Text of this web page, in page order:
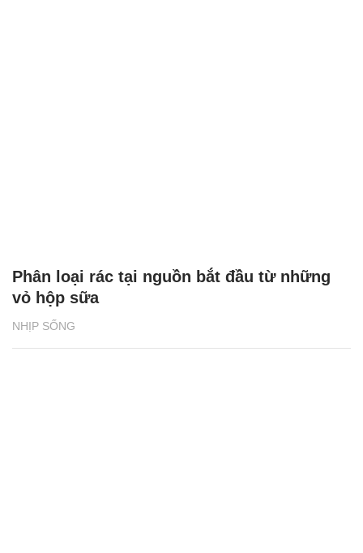
NHỊP SỐNG
Phân loại rác tại nguồn bắt đầu từ những
vỏ hộp sữa